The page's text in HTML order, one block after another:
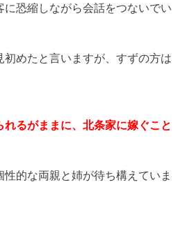
に恐縮しながら会話をつないでい
初めたと言いますが、すずの方は
るがままに、北条家に嫁ぐこと
的な両親と姉が待ち構えていま